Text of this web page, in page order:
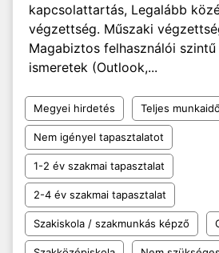
kapcsolattartás, Legalább
végzettség. Műszaki
Magabiztos felhasználói
ismeretek (Outlook,...
Megyei hirdetés Teljes
Nem igényel tapasztalatot
1-2 év szakmai tapasztalat
2-4 év szakmai tapasztalat
Szakiskola / szakmunkás képző